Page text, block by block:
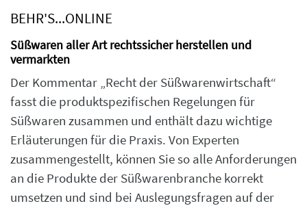
BEHR'S...ONLINE
Süßwaren aller Art rechtssicher herstellen und
vermarkten
Der Kommentar „Recht der Süßwarenwirtschaft“
fasst die produktspezifischen Regelungen für
Süßwaren zusammen und enthält dazu wichtige
Erläuterungen für die Praxis. Von Experten
zusammengestellt, können Sie so alle Anforderungen
an die Produkte der Süßwarenbranche korrekt
umsetzen und sind bei Auslegungsfragen auf der